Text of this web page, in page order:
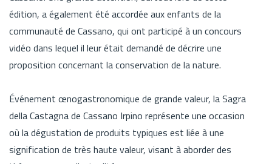
édition, a également été accordée aux enfants de la
communauté de Cassano, qui ont participé à un concours
vidéo dans lequel il leur était demandé de décrire une
proposition concernant la conservation de la nature.
Événement œnogastronomique de grande valeur, la Sagra
della Castagna de Cassano Irpino représente une occasion
où la dégustation de produits typiques est liée à une
signification de très haute valeur, visant à aborder des